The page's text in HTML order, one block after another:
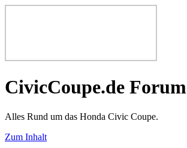
CivicCoupe.de Forum
Alles Rund um das Honda Civic Coupe.
Zum Inhalt